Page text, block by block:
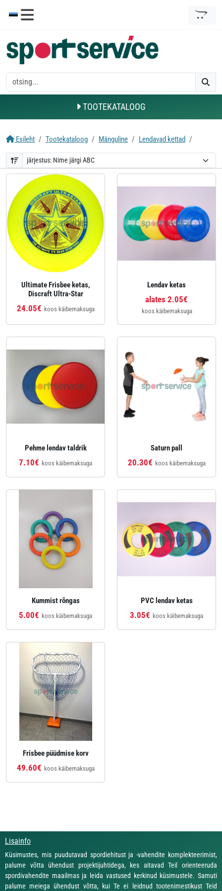
TOOTEKATALOOG
Esileht Tootekataloog Mänguline Lendavad kettad
Ultimate Frisbee ketas,
Discraft Ultra-Star
24.05€ koos käibemaksuga
Lendav ketas
alates 2.05€
koos käibemaksuga
Pehme lendav taldrik
7.10€ koos käibemaksuga
Saturn pall
20.30€ koos käibemaksuga
Kummist rõngas
5.00€ koos käibemaksuga
PVC lendav ketas
3.05€ koos käibemaksuga
Frisbee püüdmise korv
49.60€ koos käibemaksuga
Lisainfo
Küsimustes, mis puudutavad spordiehitust ja -vahendite komplekteerimist,
palume võtta ühendust projektijuhtidega, kes aitavad Teil orienteeruda
spordivahendite maailmas ja leida vastused kerkinud küsimustele. Samuti
palume meiega ühendust võtta, kui Te ei leidnud tootenimestikust Teid